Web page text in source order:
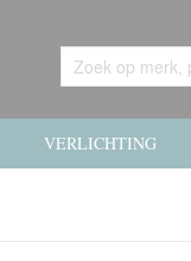
VERLICHTING